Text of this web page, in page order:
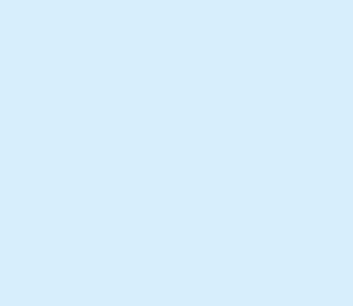
DE TU PRÓXIMO
nosotros tus necesidades
nuestro formulario de